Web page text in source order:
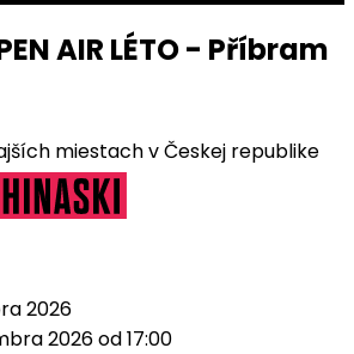
AIR LÉTO - Příbram
miestach v Českej republike
2026
2026 od 17:00